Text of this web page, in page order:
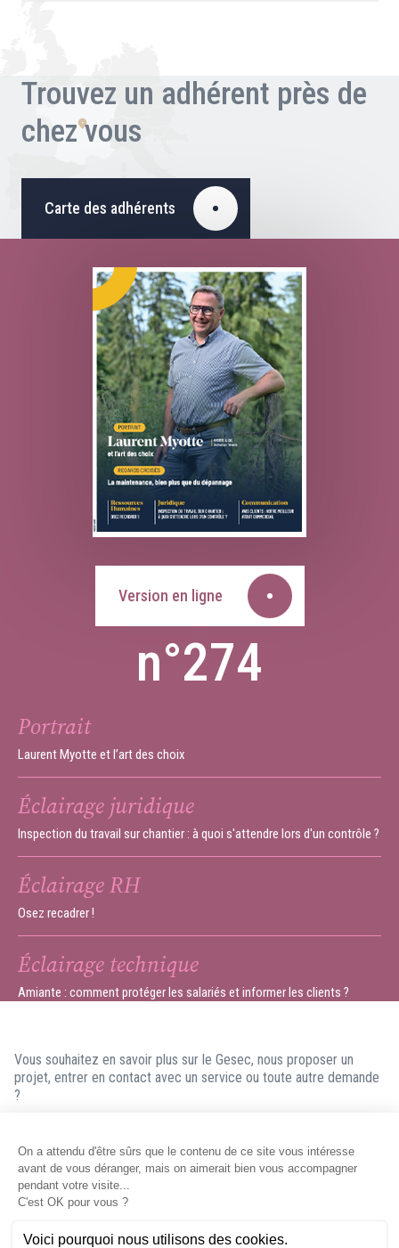
Trouvez un adhérent près de
chez vous
Carte des adhérents
Version en ligne
n°274
Portrait
Laurent Myotte et l’art des choix
Éclairage juridique
Inspection du travail sur chantier : à quoi s'attendre lors d'un contrôle ?
Éclairage RH
Osez recadrer !
Éclairage technique
Amiante : comment protéger les salariés et informer les clients ?
Vous souhaitez en savoir plus sur le Gesec, nous proposer un
projet, entrer en contact avec un service ou toute autre demande
?
répondre dans les meilleurs délais.